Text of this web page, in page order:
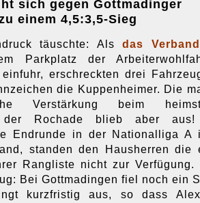
sich gegen Gottmadinger
einem 4,5:3,5-Sieg
täuschte: Alsdas
Parkplatz der
einfuhr, erschreckten drei
die Kuppenheimer. Die
Verstärkung beim
der Rochade blieb aber
Endrunde in der Nationalliga A
standen den Hausherren die
Rangliste nicht zur Verfügung.
Bei Gottmadingen fiel noch ein
kurzfristig aus, so dass